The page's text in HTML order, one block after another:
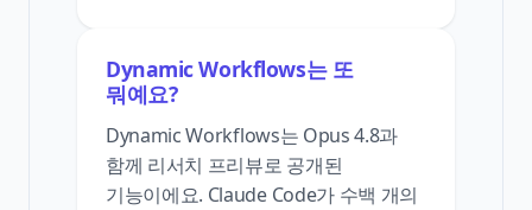
Dynamic Workflows는 또
뭐예요?
Dynamic Workflows는 Opus 4.8과
함께 리서치 프리뷰로 공개된
기능이에요. Claude Code가 수백 개의